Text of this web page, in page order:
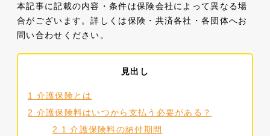
本記事に記載の内容・条件は保険会社によって異なる場
合がございます。詳しくは保険・共済各社・各団体へお
問い合わせください。
見出し
1
介護保険とは
2 介護保険料はいつから支払う必要がある？
2.1 介護保険料の納付期間